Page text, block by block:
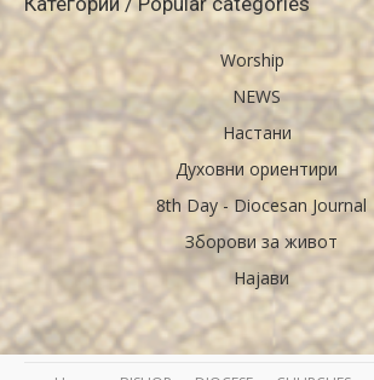
Worship
NEWS
Настани
Духовни ориентири
8th Day - Diocesan Journal
Зборови за живот
Најави